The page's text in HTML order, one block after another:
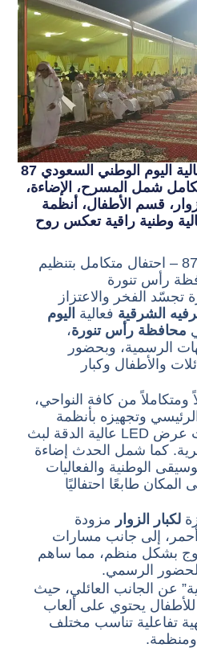
ترفيه الشرقية تنظم احتفالية اليوم الوطني السعودي 87
شمل المسرح، الإضاءة،
قسم الأطفال، أنظمة
وطنية راقية تعكس روح
اليوم الوطني السعودي 87 – احتفال متكامل بتنظيم
رأس تنورة
تجسّد الفخر والاعتزاز
الشرقية فعالية اليوم
محافظة رأس تنورة،
الرسمية، وبحضور
والأطفال وكبار
ومتكاملاً من كافة النواحي،
وتجهيزه بأنظمة
صوتية متطورة وشاشات عرض LED عالية الدقة لبث
كما شمل الحدث إضاءة
الوطنية والفعاليات
طابعًا احتفاليًا
لكبار الزوار مزودة
إلى جانب مسارات
بشكل منظم، مما ساهم
الرسمي.
عن الجانب العائلي، حيث
يحتوي على ألعاب
تفاعلية تناسب مختلف
ومنظمة.